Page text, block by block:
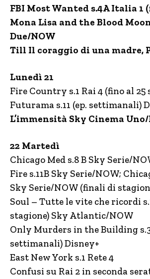
FBI Most Wanted s.4A Italia 1
Mona Lisa and the Blood
Due/NOW
Till Il coraggio di una madre,
Lunedì 21
Fire Country s.1 Rai 4 (fino al 25
Futurama s.11 (ep. settimanali)
L’immensità Sky Cinema
22 Martedì
Chicago Med s.8 B Sky Serie/
Fire s.11B Sky Serie/NOW;
Sky Serie/NOW (finali di
Soul – Tutte le vite che ricordi
stagione) Sky Atlantic/NOW
Only Murders in the Building
settimanali) Disney+
East New York s.1 Rete 4
Confusi su Rai 2 in seconda